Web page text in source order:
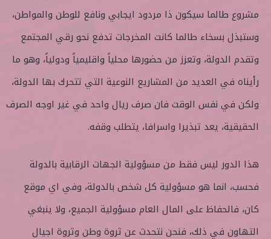
مشروع طالما سيكون ذا مردود ايجابي ونافع للوطن والمواطن،
وستبذل بسخاء طالما كانت المخرجات تدفع نحو رقي المجتمع
وتقدم الدولة، وتعزز من حضورها محلياً واقليمياً ودولياً، وهو ما
رأيناه في العديد من المشاريع النوعية التي تتحرك بها الدولة،
ولكن في نفس الوقت فان صرف ريال واحد في غير اوجه الصرف
الحقيقية، يعد تبذيرا واسرافا، يتطلب وقفه.
هذا الدور ليس فقط من مسؤولية الجهات الرقابية بالدولة
فحسب، انما هو مسؤولية كل شخص بالدولة، وفي اي موقع
كان، فالحفاظ على المال العام مسؤولية الجميع، ولا ينبغي
التهاون في ذلك، فنحن نتحدث عن ثروة وطن وثروة اجيال